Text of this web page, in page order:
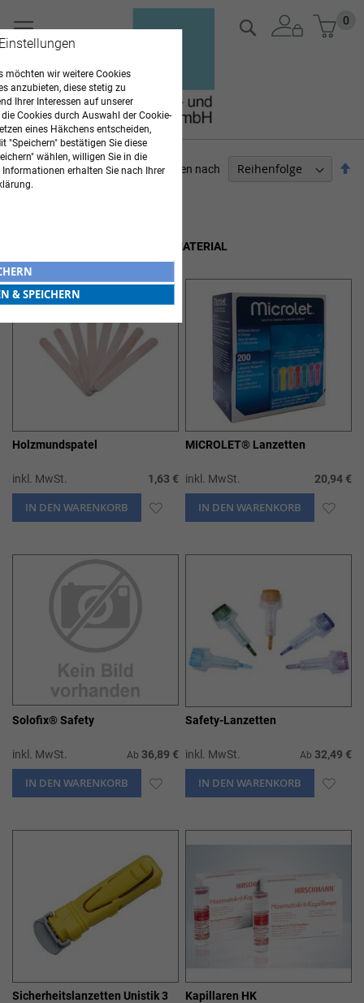
Zum
Inhalt
0
Suche
Sortieren nach
LABORHILFEN & VERBRAUCHSMATERIAL
Holzmundspatel
inkl. MwSt. 1,63 €
IN DEN WARENKORB ZUR
MICROLET® Lanzetten
inkl. MwSt. 20,94 €
IN DEN WARENKORB ZUR
Solofix® Safety
inkl. MwSt. Ab 36,89 €
IN DEN WARENKORB ZUR
Safety-Lanzetten
inkl. MwSt. Ab 32,49 €
IN DEN WARENKORB ZUR
Sicherheitslanzetten Unistik 3 Kapillaren HK
möchten wir weitere Cookies
anzubieten, diese stetig zu
Ihrer Interessen auf unserer
Cookies durch Auswahl der Cookie-
eines Häkchens entscheiden,
"Speichern" bestätigen Sie diese
wählen, willigen Sie in die
erhalten Sie nach Ihrer
& SPEICHERN